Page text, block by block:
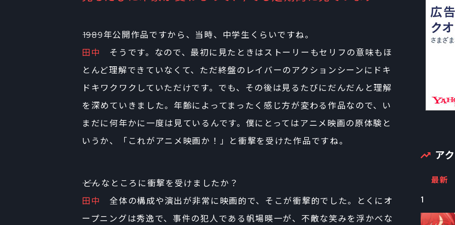
――1989年公開作品ですから、当時、中学生くらいですね。
田中
そうです。なので、最初に見たときはストーリーもセリフの意味もほ
とんど理解できていなくて、ただ終盤のレイバーのアクションシーンにドキ
ドキワクワクしていただけです。でも、その後は見るたびにだんだんと理解
を深めていきました。年齢によってまったく感じ方が変わる作品なので、い
まだに何年かに一度は見ているんです。僕にとってはアニメ映画の原体験と
いうか、「これがアニメ映画か！」と衝撃を受けた作品ですね。
――どんなところに衝撃を受けましたか？
田中
全体の構成や演出が非常に映画的で、そこが衝撃的でした。とくにオ
ープニングは秀逸で、事件の犯人である帆場暎一が、不敵な笑みを浮かべな
ア
最新
1